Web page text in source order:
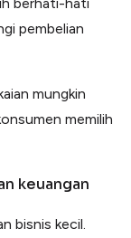
pembelian
mungkin
memilih
keuangan
bisnis kecil.